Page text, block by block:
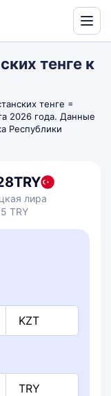
by
Translate
тенге к
тенге =
2026 года. Данные
Республики
TRY
лира
TRY
KZT
TRY